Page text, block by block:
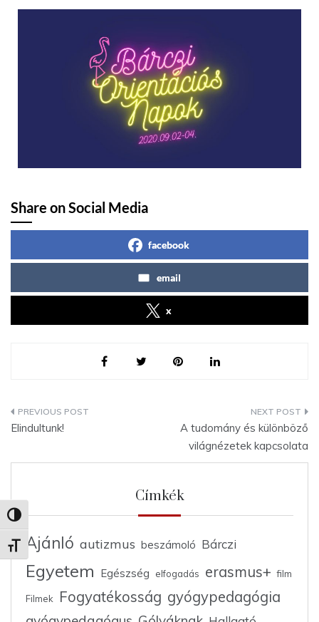
Nagy kontraszt váltása
Betűméret váltása
Share on Social Media
facebook
email
x
Elindultunk!
A tudomány és különböző
világnézetek kapcsolata
Címkék
Ajánló autizmus beszámoló Bárczi
Egyetem Egészség elfogadás erasmus+ film
Filmek Fogyatékosság gyógypedagógia